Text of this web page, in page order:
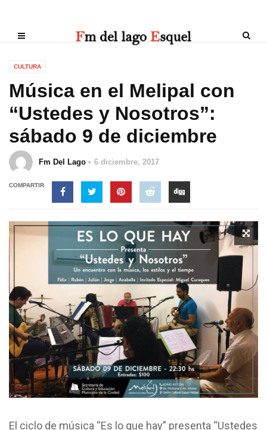
CULTURA
Música en el Melipal con
“Ustedes y Nosotros”:
sábado 9 de diciembre
Fm Del Lago 6 diciembre, 2017
COMPARTIR
El ciclo de música “Es lo que hay” presenta “Ustedes